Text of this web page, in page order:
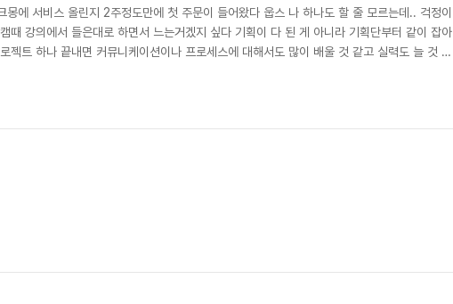
에 서비스 올린지 2주정도만에 첫 주문이 들어왔다 웁스 나 하나도 할 줄 모르는데.. 걱정이
때 강의에서 들은대로 하면서 느는거겠지 싶다 기획이 다 된 게 아니라 기획단부터 같이 잡아
젝트 하나 끝내면 커뮤니케이션이나 프로세스에 대해서도 많이 배울 것 같고 실력도 늘 것 같